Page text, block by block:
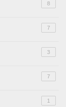
8
7
3
7
1